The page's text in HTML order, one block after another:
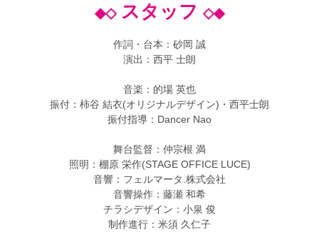
◆◇スタッフ ◇◆
作詞・台本：砂岡 誠
演出：西平 士朗
音楽：的場 英也
振付：柿谷 結衣(オリジナルデザイン)・西平士朗
振付指導：Dancer Nao
舞台監督：仲宗根 満
照明：棚原 栄作(STAGE OFFICE LUCE)
音響：フェルマータ.株式会社
音響操作：藤瀬 和希
チラシデザイン：小泉 俊
制作進行：米須 久仁子